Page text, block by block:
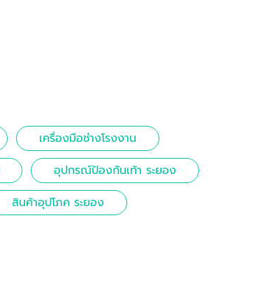
เครื่องมือช่างโรงงาน
อุปกรณ์ป้องกันเท้า ระยอง
สินค้าอุปโภค ระยอง